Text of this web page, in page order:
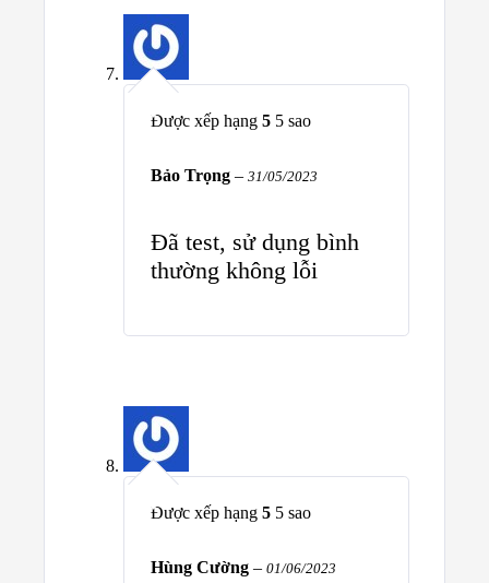
Được xếp hạng 5 5 sao
Bảo Trọng – 31/05/2023
Đã test, sử dụng bình
thường không lỗi
Được xếp hạng 5 5 sao
Hùng Cường – 01/06/2023